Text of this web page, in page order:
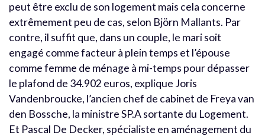
peut être exclu de son logement mais cela concerne
extrêmement peu de cas, selon Björn Mallants. Par
contre, il suffit que, dans un couple, le mari soit
engagé comme facteur à plein temps et l’épouse
comme femme de ménage à mi-temps pour dépasser
le plafond de 34.902 euros, explique Joris
Vandenbroucke, l’ancien chef de cabinet de Freya van
den Bossche, la ministre SP.A sortante du Logement.
Et Pascal De Decker, spécialiste en aménagement du